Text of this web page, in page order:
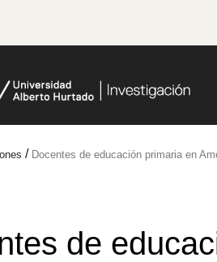
/ Docentes de educación primaria en
de